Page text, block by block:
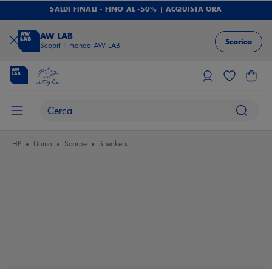
SALDI FINALI - FINO AL -50% | ACQUISTA ORA
AW LAB
Scopri il mondo AW LAB Scarica
HP Uomo Scarpe Sneakers